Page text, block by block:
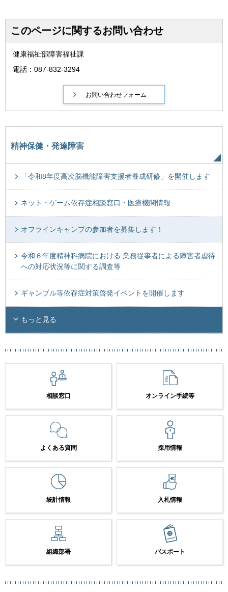
このページに関するお問い合わせ
健康福祉部障害福祉課
電話：087-832-3294
精神保健・発達障害
「令和8年度高次脳機能障害支援者養成研修」を開催します
ネット・ゲーム依存症相談窓口・医療機関情報
オフラインキャンプの参加者を募集します！
令和６年度精神科病院における 業務従事者による障害者虐待
への対応状況等に関する調査等
ギャンブル等依存症対策啓発イベントを開催します
もっと見る
相談窓口 オンライン手続等
よくある質問 採用情報
統計情報 入札情報
組織部署 パスポート